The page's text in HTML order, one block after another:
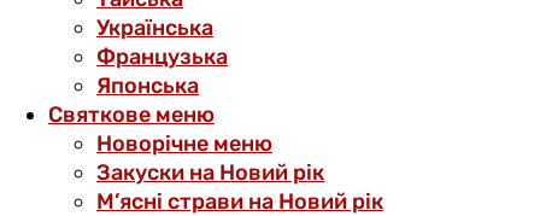
Українська
Французька
Японська
Святкове меню
Новорічне меню
Закуски на Новий рік
М’ясні страви на Новий рік